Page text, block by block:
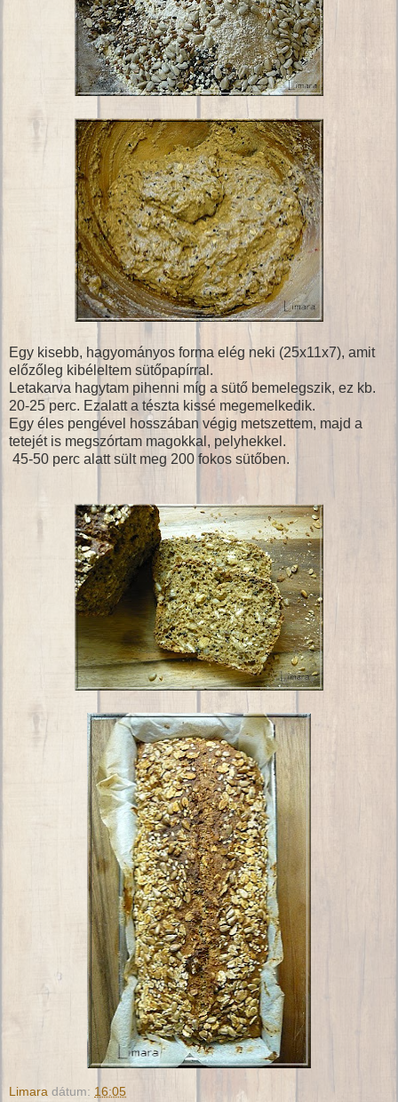
Egy kisebb, hagyományos forma elég neki (25x11x7), amit
előzőleg kibéleltem sütőpapírral.
Letakarva hagytam pihenni míg a sütő bemelegszik, ez kb.
20-25 perc. Ezalatt a tészta kissé megemelkedik.
Egy éles pengével hosszában végig metszettem, majd a
tetejét is megszórtam magokkal, pelyhekkel.
45-50 perc alatt sült meg 200 fokos sütőben.
Limara dátum: 16:05